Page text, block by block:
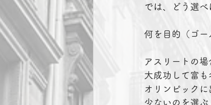
では、どう選べ
何を目的（ゴー
アスリートの
大成功して富
オリンピック
少ないのを選ぶ